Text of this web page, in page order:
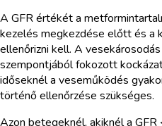
A GFR értékét a
kezelés megkezdése előtt és a
ellenőrizni kell. A
szempontjából fokozott
időseknél a veseműködés
történő ellenőrzése szükséges.
Azon betegeknél, akiknél a